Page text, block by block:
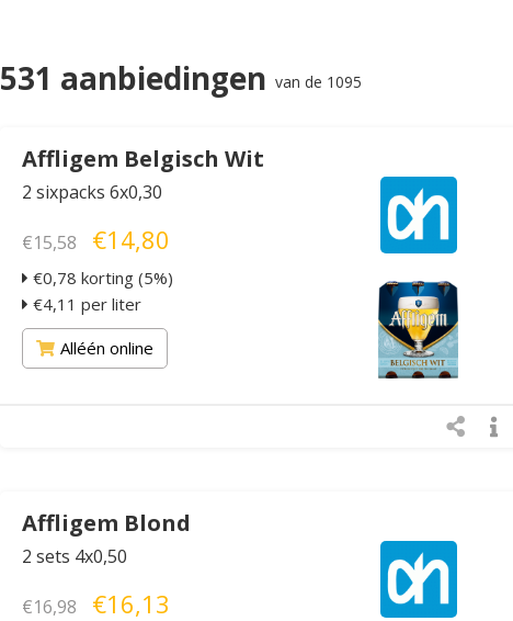
531 aanbiedingen van de 1095
Affligem Belgisch Wit
2 sixpacks 6x0,30
€15,58 €14,80
€0,78 korting (5%)
€4,11 per liter
Alléén online
Affligem Blond
2 sets 4x0,50
€16,98 €16,13